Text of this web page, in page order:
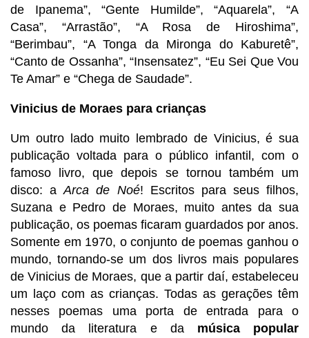
de Ipanema”, “Gente Humilde”, “Aquarela”, “A
Casa”, “Arrastão”, “A Rosa de Hiroshima”,
“Berimbau”, “A Tonga da Mironga do Kaburetê”,
“Canto de Ossanha”, “Insensatez”, “Eu Sei Que Vou
Te Amar” e “Chega de Saudade”.
Vinicius de Moraes para crianças
Um outro lado muito lembrado de Vinicius, é sua
publicação voltada para o público infantil, com o
famoso livro, que depois se tornou também um
disco: aArca de Noé! Escritos para seus filhos,
Suzana e Pedro de Moraes, muito antes da sua
publicação, os poemas ficaram guardados por anos.
Somente em 1970, o conjunto de poemas ganhou o
mundo, tornando-se um dos livros mais populares
de Vinicius de Moraes, que a partir daí, estabeleceu
um laço com as crianças. Todas as gerações têm
nesses poemas uma porta de entrada para o
mundo da literatura e da música popular